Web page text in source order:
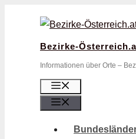
Bezirke-
Informationen über Orte –